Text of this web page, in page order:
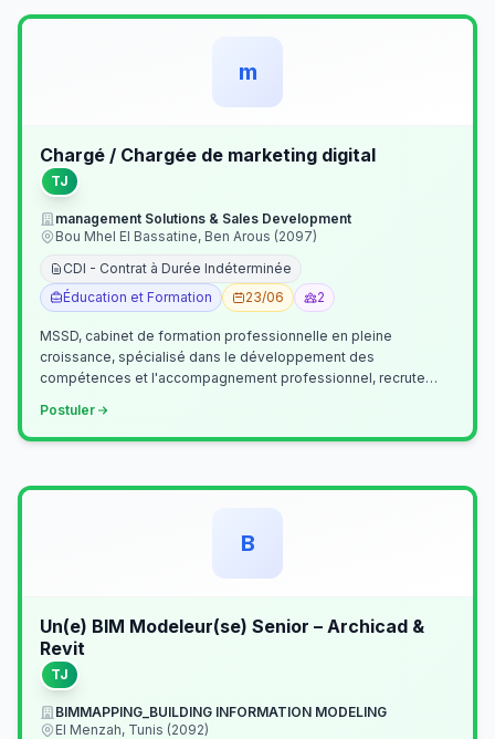
m
Chargé / Chargée de marketing digital
TJ
management Solutions & Sales Development
Bou Mhel El Bassatine, Ben Arous (2097)
CDI - Contrat à Durée Indéterminée
Éducation et Formation
23/06 2
MSSD, cabinet de formation professionnelle en pleine
croissance, spécialisé dans le développement des
compétences et l'accompagnement professionnel, recrute
Postuler
B
Un(e) BIM Modeleur(se) Senior – Archicad &
Revit
TJ
BIMMAPPING_BUILDING INFORMATION MODELING
El Menzah, Tunis (2092)